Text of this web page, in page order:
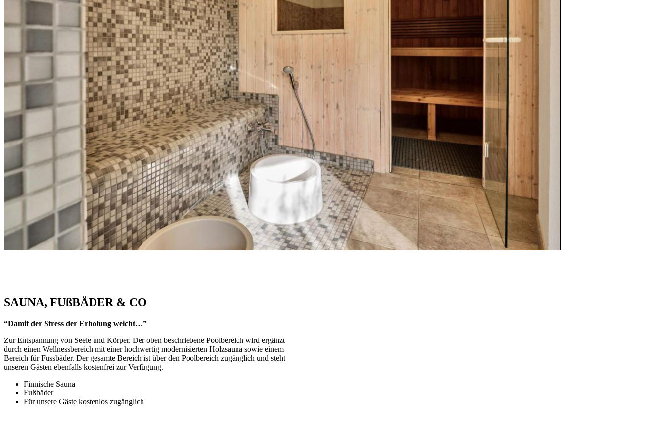
SAUNA, FUßBÄDER & CO
“Damit der Stress der Erholung weicht…”
Zur Entspannung von Seele und Körper. Der oben beschriebene Poolbereich wird ergänzt
durch einen Wellnessbereich mit einer hochwertig modernisierten Holzsauna sowie einem
Bereich für Fussbäder. Der gesamte Bereich ist über den Poolbereich zugänglich und steht
unseren Gästen ebenfalls kostenfrei zur Verfügung.
Finnische Sauna
Fußbäder
Für unsere Gäste kostenlos zugänglich